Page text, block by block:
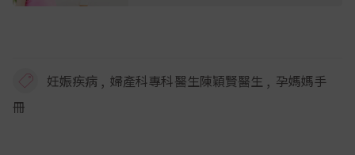
妊娠疾病 , 婦產科專科醫生陳穎賢醫生 , 孕媽媽手
冊